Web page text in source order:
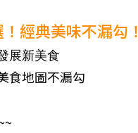
經典美味不漏勾！
展新美食
食地圖不漏勾